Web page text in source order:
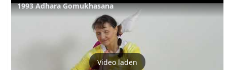
1993 Adhara Gomukhasana
Video laden